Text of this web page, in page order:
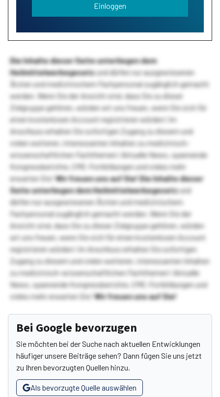
Einloggen
Die Inhalte dieser Seite unterliegen dem
Heilmittelwerbegesetzund dürfen nur ausgewiesenen
Ärzten und medizinischem Fachpersonal zugänglich gemacht
werden. Wenn Sie der Ansicht sind, dass Sie zu dieser
Zielgruppe gehören, würden wir uns freuen, wenn Sie sich für
einen kostenlosen Account registrieren würden! Im
Anschluss erhalten Sie sofortigen Zugang zu diesem und
vielen weiteren, interessanten Inhalten zu medizinisch-
wissenschaftlichen Fachthemen! Aktuelle News, spannende
Kongressberichte, CME-Fortbildungen und vieles mehr
erwarten Sie!Wir freuen uns auf Sie!Die Inhalte dieser
Seite unterliegen dem Heilmittelwerbegesetzund
dürfen nur ausgewiesenen Ärzten und medizinischem
Fachpersonal zugänglich gemacht werden. Wenn Sie der
Ansicht sind, dass Sie zu dieser Zielgruppe gehören, würden
wir uns freuen, wenn Sie sich für einen kostenlosen Account
registrieren würden! Im Anschluss erhalten Sie sofortigen
Zugang zu diesem und vielen weiteren, interessanten Inhalten
zu medizinisch-wissenschaftlichen Fachthemen! Aktuelle
News, spannende Kongressberichte, CME-Fortbildungen und
vieles mehr erwarten Sie!Wir freuen uns auf Sie!
Bei Google bevorzugen
Sie möchten bei der Suche nach aktuellen Entwicklungen
häufiger unsere Beiträge sehen? Dann fügen Sie uns jetzt
zu Ihren bevorzugten Quellen hinzu.
Als bevorzugte Quelle auswählen